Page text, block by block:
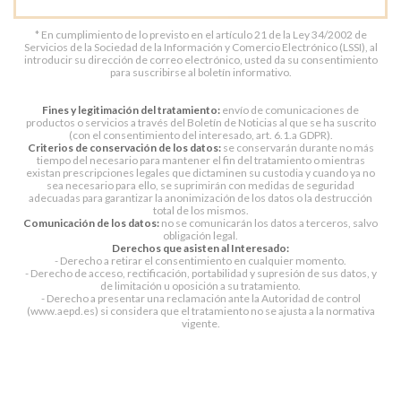
* En cumplimiento de lo previsto en el artículo 21 de la Ley 34/2002 de
Servicios de la Sociedad de la Información y Comercio Electrónico (LSSI), al
introducir su dirección de correo electrónico, usted da su consentimiento
para suscribirse al boletín informativo.
Fines y legitimación del tratamiento: envío de comunicaciones de
productos o servicios a través del Boletín de Noticias al que se ha suscrito
(con el consentimiento del interesado, art. 6.1.a GDPR).
Criterios de conservación de los datos:se conservarán durante no más
tiempo del necesario para mantener el fin del tratamiento o mientras
existan prescripciones legales que dictaminen su custodia y cuando ya no
sea necesario para ello, se suprimirán con medidas de seguridad
adecuadas para garantizar la anonimización de los datos o la destrucción
total de los mismos.
Comunicación de los datos: no se comunicarán los datos a terceros, salvo
obligación legal.
Derechos que asisten al Interesado:
- Derecho a retirar el consentimiento en cualquier momento.
- Derecho de acceso, rectificación, portabilidad y supresión de sus datos, y
de limitación u oposición a su tratamiento.
- Derecho a presentar una reclamación ante la Autoridad de control
(www.aepd.es) si considera que el tratamiento no se ajusta a la normativa
vigente.